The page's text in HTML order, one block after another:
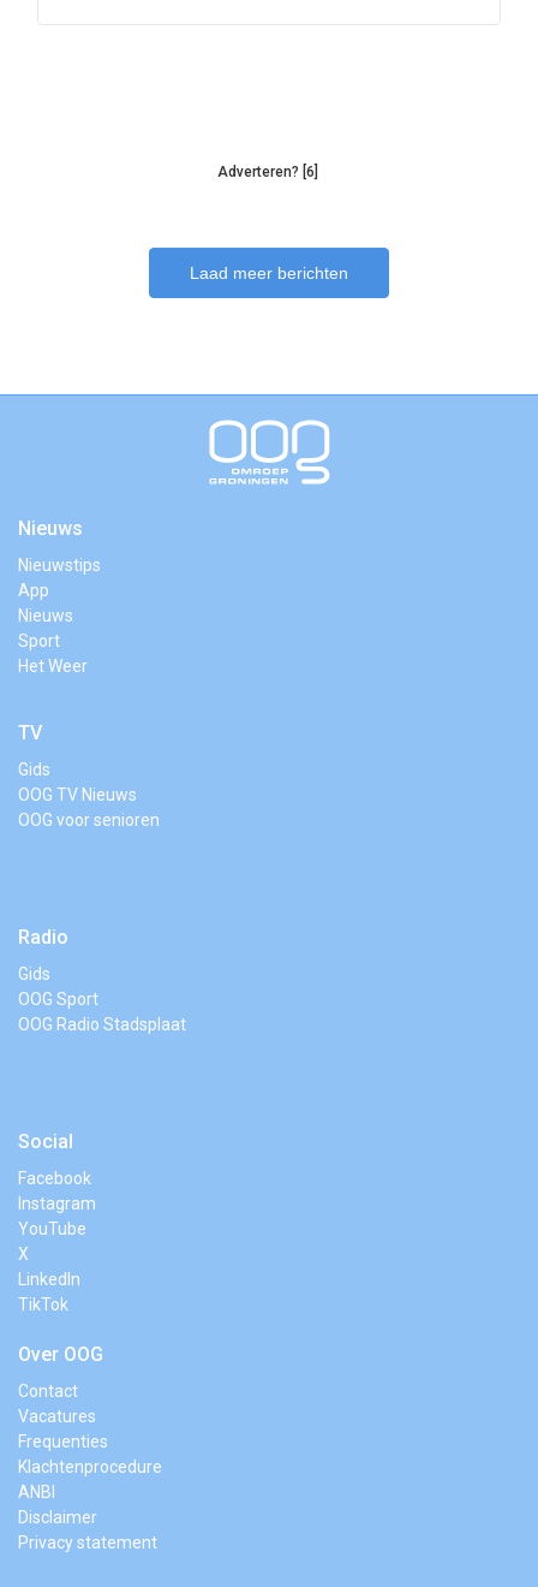
Adverteren? [6]
Laad meer berichten
Nieuws
Nieuwstips
App
Nieuws
Sport
Het Weer
TV
Gids
OOG TV Nieuws
OOG voor senioren
Radio
Gids
OOG Sport
OOG Radio Stadsplaat
Social
Facebook
Instagram
YouTube
X
LinkedIn
TikTok
Over OOG
Contact
Vacatures
Frequenties
Klachtenprocedure
ANBI
Disclaimer
Privacy statement